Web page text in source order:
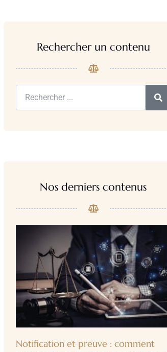
Rechercher un contenu
Nos derniers contenus
Notification et preuve : comment